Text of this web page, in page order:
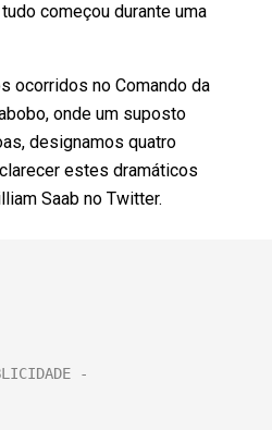
começou durante uma
ocorridos no Comando da
onde um suposto
designamos quatro
estes dramáticos
Saab no Twitter.